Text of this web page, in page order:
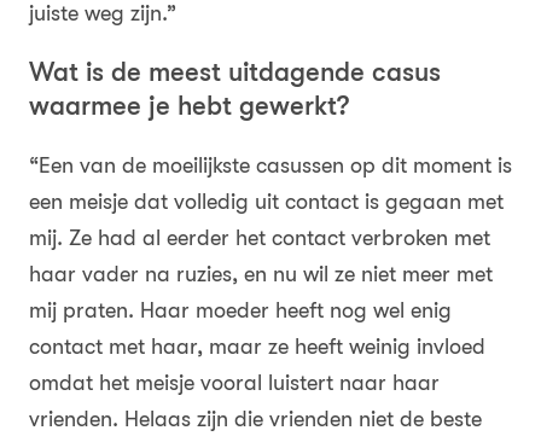
juiste weg zijn.”
Wat is de meest uitdagende casus
waarmee je hebt gewerkt?
“Een van de moeilijkste casussen op dit moment is
een meisje dat volledig uit contact is gegaan met
mij. Ze had al eerder het contact verbroken met
haar vader na ruzies, en nu wil ze niet meer met
mij praten. Haar moeder heeft nog wel enig
contact met haar, maar ze heeft weinig invloed
omdat het meisje vooral luistert naar haar
vrienden. Helaas zijn die vrienden niet de beste